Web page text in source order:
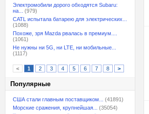
Электромобили дорого обходятся Subaru:
на...
(979)
CATL испытала батарею для электрических...
(1088)
Похоже, зря Mazda рвалась в премиум....
(1061)
Не нужны ни 5G, ни LTE, ни мобильные...
(1117)
< 1 2 3 4 5 6 7 8 >
Популярные
США стали главным поставщиком...
(41891)
Морские сражения, крупнейшая...
(35054)